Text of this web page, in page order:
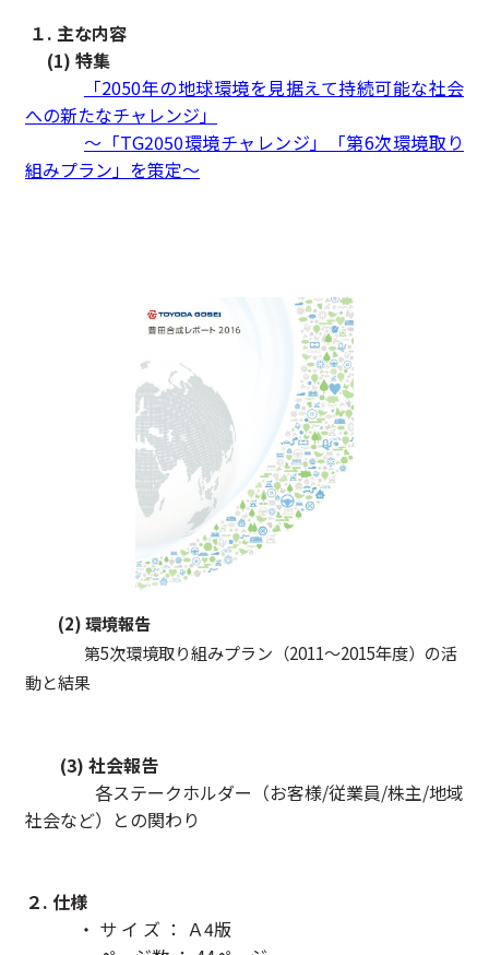
１. 主な内容
(1) 特集
「2050年の地球環境を見据えて持続可能な社会
への新たなチャレンジ」
～「TG2050環境チャレンジ」「第6次環境取り
組みプラン」を策定～
(2) 環境報告
第5次環境取り組みプラン（2011～2015年度）の活
動と結果
(3) 社会報告
各ステークホルダー（お客様/従業員/株主/地域
社会など）との関わり
２. 仕様
・ サ イ ズ ： Ａ4版